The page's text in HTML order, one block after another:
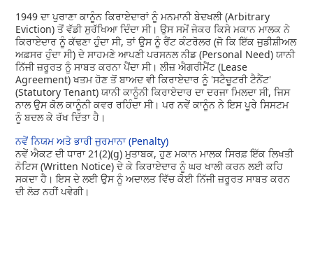
1949 ਦਾ ਪੁਰਾਣਾ ਕਾਨੂੰਨ ਕਿਰਾਏਦਾਰਾਂ ਨੂੰ ਮਨਮਾਨੀ ਬੇਦਖਲੀ (Arbitrary
Eviction) ਤੋਂ ਵੱਡੀ ਸੁਰੱਖਿਆ ਦਿੰਦਾ ਸੀ। ਉਸ ਸਮੇਂ ਜੇਕਰ ਕਿਸੇ ਮਕਾਨ ਮਾਲਕ ਨੇ
ਕਿਰਾਏਦਾਰ ਨੂੰ ਕੱਢਣਾ ਹੁੰਦਾ ਸੀ, ਤਾਂ ਉਸ ਨੂੰ ਰੈਂਟ ਕੰਟਰੋਲਰ (ਜੋ ਕਿ ਇੱਕ ਜੁਡੀਸ਼ੀਅਲ
ਅਫ਼ਸਰ ਹੁੰਦਾ ਸੀ) ਦੇ ਸਾਹਮਣੇ ਆਪਣੀ ਪਰਸਨਲ ਨੀਡ (Personal Need) ਯਾਨੀ
ਨਿੱਜੀ ਜ਼ਰੂਰਤ ਨੂੰ ਸਾਬਤ ਕਰਨਾ ਪੈਂਦਾ ਸੀ। ਲੀਜ਼ ਐਗਰੀਮੈਂਟ (Lease
Agreement) ਖਤਮ ਹੋਣ ਤੋਂ ਬਾਅਦ ਵੀ ਕਿਰਾਏਦਾਰ ਨੂੰ 'ਸਟੈਚੂਟਰੀ ਟੈਨੈਂਟ'
(Statutory Tenant) ਯਾਨੀ ਕਾਨੂੰਨੀ ਕਿਰਾਏਦਾਰ ਦਾ ਦਰਜਾ ਮਿਲਦਾ ਸੀ, ਜਿਸ
ਨਾਲ ਉਸ ਕੋਲ ਕਾਨੂੰਨੀ ਕਵਰ ਰਹਿੰਦਾ ਸੀ। ਪਰ ਨਵੇਂ ਕਾਨੂੰਨ ਨੇ ਇਸ ਪੂਰੇ ਸਿਸਟਮ
ਨੂੰ ਬਦਲ ਕੇ ਰੱਖ ਦਿੱਤਾ ਹੈ।
ਨਵੇਂ ਨਿਯਮ ਅਤੇ ਭਾਰੀ ਜੁਰਮਾਨਾ (Penalty)
ਨਵੇਂ ਐਕਟ ਦੀ ਧਾਰਾ 21(2)(g) ਮੁਤਾਬਕ, ਹੁਣ ਮਕਾਨ ਮਾਲਕ ਸਿਰਫ਼ ਇੱਕ ਲਿਖਤੀ
ਨੋਟਿਸ (Written Notice) ਦੇ ਕੇ ਕਿਰਾਏਦਾਰ ਨੂੰ ਘਰ ਖਾਲੀ ਕਰਨ ਲਈ ਕਹਿ
ਸਕਦਾ ਹੈ। ਇਸ ਦੇ ਲਈ ਉਸ ਨੂੰ ਅਦਾਲਤ ਵਿੱਚ ਕੋਈ ਨਿੱਜੀ ਜ਼ਰੂਰਤ ਸਾਬਤ ਕਰਨ
ਦੀ ਲੋੜ ਨਹੀਂ ਪਵੇਗੀ।